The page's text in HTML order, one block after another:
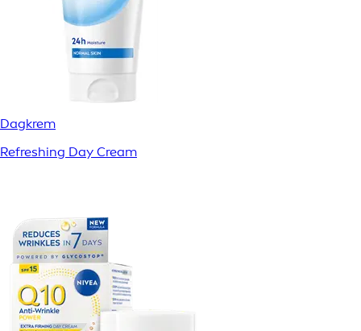
Dagkrem
Refreshing Day Cream